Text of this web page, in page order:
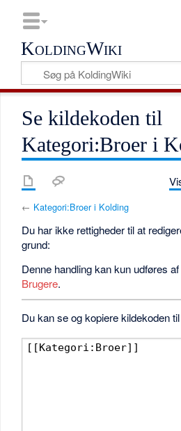
KoldingWiki
Se kildekoden til
Kategori:Broer i
← Kategori:Broer i Kolding
Du har ikke rettigheder til at
grund:
Denne handling kan kun udføres
Brugere.
Du kan se og kopiere kildekoden